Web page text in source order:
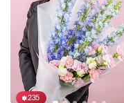
235